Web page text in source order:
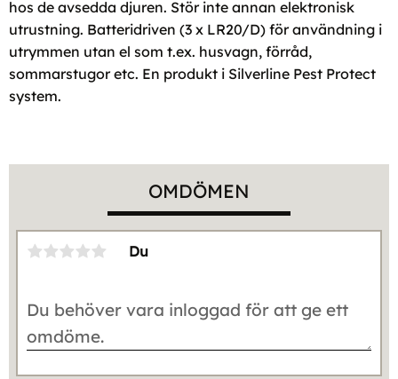
hos de avsedda djuren. Stör inte annan elektronisk
utrustning. Batteridriven (3 x LR20/D) för användning i
utrymmen utan el som t.ex. husvagn, förråd,
sommarstugor etc. En produkt i Silverline Pest Protect
system.
OMDÖMEN
Du